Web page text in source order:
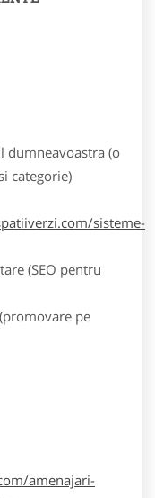
dumneavoastra (o
categorie)
sisteme-
(SEO pentru
pe
amenajari-